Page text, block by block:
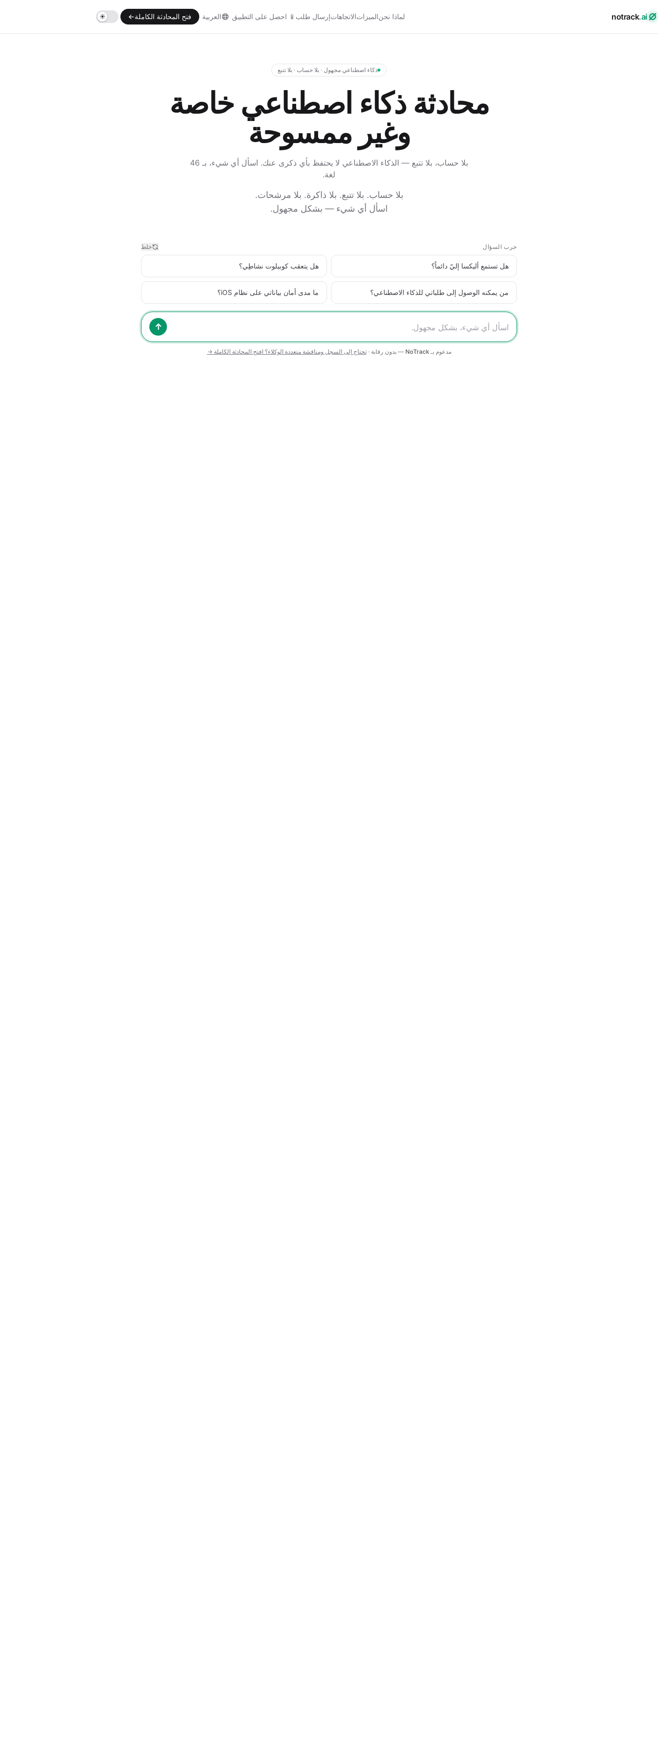
notrack.ai لماذا نحنالميزاتالاتجاهاتإرسال طلب 📱 احصل على التطبيق العربية فتح المحادثة الكاملة→
ذكاء اصطناعي مجهول · بلا حساب · بلا تتبع
محادثة ذكاء اصطناعي خاصة
وغير ممسوحة
بلا حساب، بلا تتبع — الذكاء الاصطناعي لا يحتفظ بأي ذكرى عنك. اسأل أي شيء، بـ 46
لغة.
بلا حساب. بلا تتبع. بلا ذاكرة. بلا مرشحات.
اسأل أي شيء — بشكل مجهول.
جرب السؤال خلط
هل تستمع أليكسا إليّ دائماً؟ هل يتعقب كوبيلوت نشاطِي؟
من يمكنه الوصول إلى طلباتي للذكاء الاصطناعي؟ ما مدى أمان بياناتي على نظام iOS؟
↑
مدعوم بـNoTrack — بدون رقابة ·تحتاج إلى السجل ومناقشة متعددة الوكلاء؟ افتح المحادثة الكاملة →